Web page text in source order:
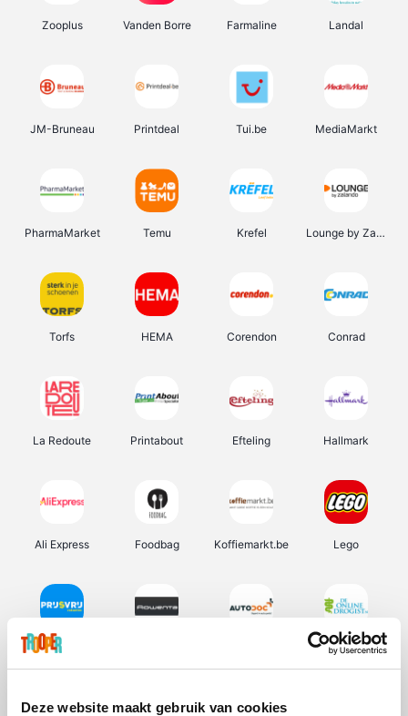
Deze website maakt gebruik van cookies
Zooplus Vanden Borre Farmaline Landal
JM-Bruneau Printdeal Tui.be MediaMarkt
PharmaMarket Temu Krefel Lounge by Zalando
Torfs HEMA Corendon Conrad
La Redoute Printabout Efteling Hallmark
Ali Express Foodbag Koffiemarkt.be Lego
Prijsvrij De Online Drogist